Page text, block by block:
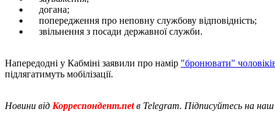
догана;
попередження про неповну службову відповідність;
звільнення з посади державної служби.
Напередодні у Кабміні заявили про намір "бронювати"
підлягатимуть мобілізації.
Новини від Корреспондент.netв Telegram. Підписуйтесь на наш